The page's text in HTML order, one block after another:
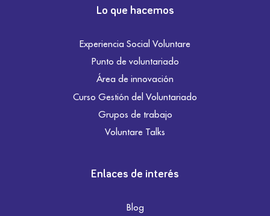
Lo que hacemos
Experiencia Social Voluntare
Punto de voluntariado
Área de innovación
Curso Gestión del Voluntariado
Grupos de trabajo
Voluntare Talks
Enlaces de interés
Blog